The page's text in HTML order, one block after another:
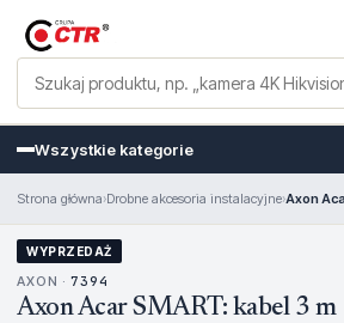
Wszystkie kategorie
Strona główna›Drobne akcesoria instalacyjne›Axon
WYPRZEDAŻ
AXON · 7394
Axon Acar SMART: kabel 3 m